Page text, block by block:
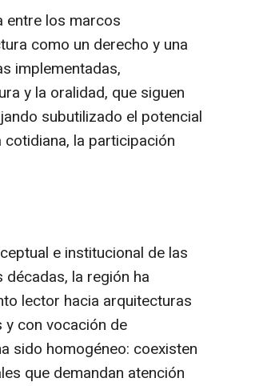
entre los marcos
como un derecho y una
implementadas,
y la oralidad, que siguen
subutilizado el potencial
la participación
e institucional de las
la región ha
lector hacia arquitecturas
con vocación de
sido homogéneo: coexisten
que demandan atención